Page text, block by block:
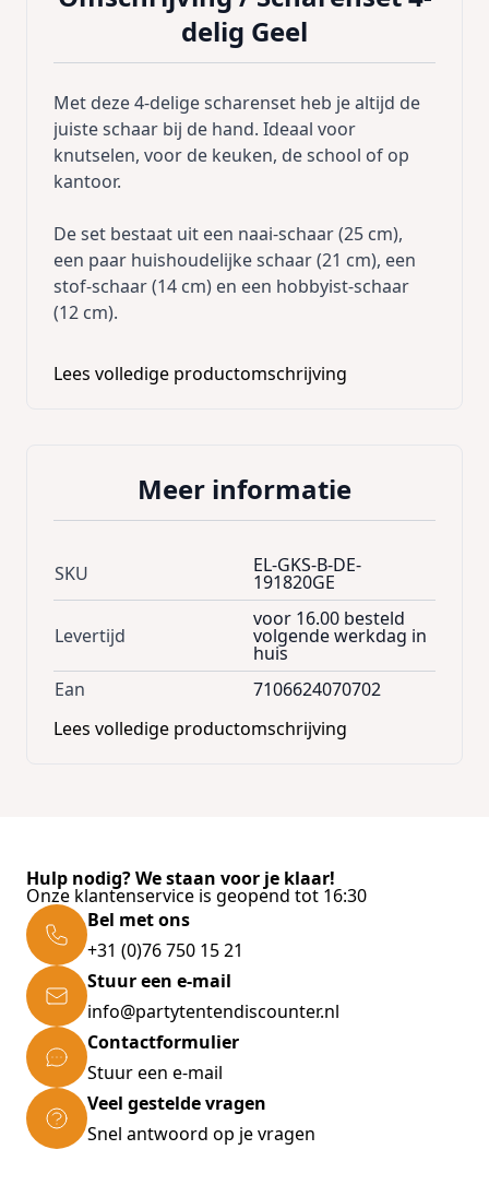
delig Geel
Met deze 4-delige scharenset heb je altijd de
juiste schaar bij de hand. Ideaal voor
knutselen, voor de keuken, de school of op
kantoor.
De set bestaat uit een naai-schaar (25 cm),
een paar huishoudelijke schaar (21 cm), een
stof-schaar (14 cm) en een hobbyist-schaar
(12 cm).
De schaar hebben elk een stelschroef evenals
ergonomische, slipvrije handgrepen met
De messen gemaakt van roestvrij staal bieden
een eenvoudige snijden van papier, plastic,
Bovendien, zijn voor zowel rechts - en
linkshandige schaar geschikt.
Productvoordelen
-razor-scherpe schaar set voor snijden
-universeel toepasbaar voor Office en keuken,
huishouden, ambachten, handwerk
-gemakkelijk snijden van papier, plastic, foto's,
karton, leer, stof, enz.
Technische gegevens:
-Materiaal: edelstaal
-Lengte: 12cm, 14cm, 21cm, 25cm
Lees volledige productomschrijving
Meer informatie
SKU EL-GKS-B-DE-
191820GE
Levertijd
voor 16.00 besteld
volgende werkdag in
huis
Ean
7106624070702
Lees volledige productomschrijving
Hulp nodig? We staan voor je klaar!
Onze klantenservice is geopend tot 16:30
Bel met ons
+31 (0)76 750 15 21
Stuur een e-mail
info@partytentendiscounter.nl
Contactformulier
Stuur een e-mail
Veel gestelde vragen
Snel antwoord op je vragen